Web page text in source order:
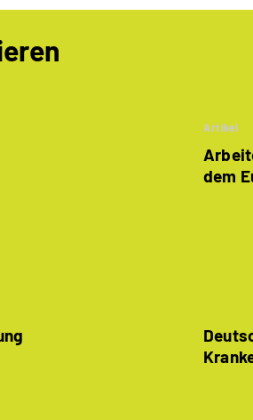
Artikel
dem